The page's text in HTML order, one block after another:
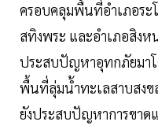
ครอบคลุมพื้นที่อำเภอระ
สทิงพระ และอำเภอสิงห
ประสบปัญหาอุทกภัยมา
พื้นที่ลุ่มน้ำทะเลสาบสง
ยังประสบปัญหาการขาด